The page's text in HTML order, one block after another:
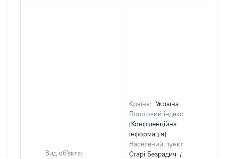
Вид об'єкта:
Країна:
Україна
Поштовий індекс:
[Конфіденційна
інформація]
Населений пункт:
Старі Безрадичі /